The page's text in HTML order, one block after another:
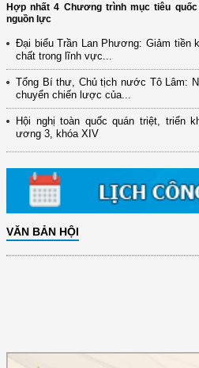
Hợp nhất 4 Chương trình mục tiêu
nguồn lực
Đại biểu Trần Lan Phương: Giảm tiền
chất trong lĩnh vực...
Tổng Bí thư, Chủ tịch nước Tô Lâm:
chuyển chiến lược của...
Hội nghị toàn quốc quán triệt, triển
ương 3, khóa XIV
VĂN BẢN HỘI
(12/TB-HĐKH) V/v đăng ký, đề xuất
đổi mới ...
(898/KH/ĐCT) Kế hoạch thực hiện
(417/QĐ-BNNMT) Quyết định phê
xây dựng ...
(891/KH-ĐCT) Kế hoạch thực hiện
9/9/2025 của Bộ ...
(2415/QĐ-TTg) Quyết định về việc
nghiệp ...